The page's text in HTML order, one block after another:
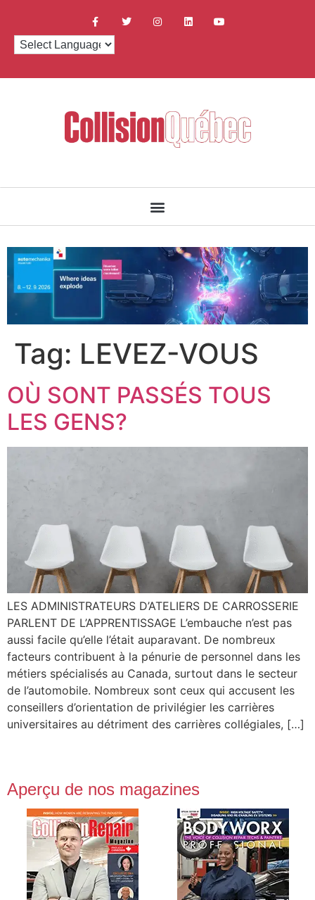
Tag: LEVEZ-VOUS
OÙ SONT PASSÉS TOUS
LES GENS?
LES ADMINISTRATEURS D’ATELIERS DE CARROSSERIE
PARLENT DE L’APPRENTISSAGE L’embauche n’est pas
aussi facile qu’elle l’était auparavant. De nombreux
facteurs contribuent à la pénurie de personnel dans les
métiers spécialisés au Canada, surtout dans le secteur
de l’automobile. Nombreux sont ceux qui accusent les
conseillers d’orientation de privilégier les carrières
universitaires au détriment des carrières collégiales, […]
Aperçu de nos magazines